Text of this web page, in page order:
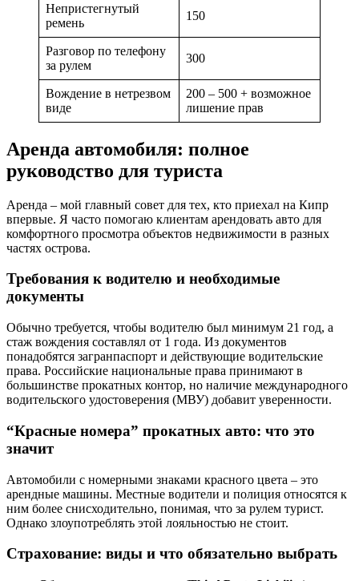
Непристегнутый
ремень
150
Разговор по телефону
за рулем
300
Вождение в нетрезвом
виде
200 – 500 + возможное
лишение прав
Аренда автомобиля: полное
руководство для туриста
Аренда – мой главный совет для тех, кто приехал на Кипр
впервые. Я часто помогаю клиентам арендовать авто для
комфортного просмотра объектов недвижимости в разных
частях острова.
Требования к водителю и необходимые
документы
Обычно требуется, чтобы водителю был минимум 21 год, а
стаж вождения составлял от 1 года. Из документов
понадобятся загранпаспорт и действующие водительские
права. Российские национальные права принимают в
большинстве прокатных контор, но наличие международного
водительского удостоверения (МВУ) добавит уверенности.
“Красные номера” прокатных авто: что это
значит
Автомобили с номерными знаками красного цвета – это
арендные машины. Местные водители и полиция относятся к
ним более снисходительно, понимая, что за рулем турист.
Однако злоупотреблять этой лояльностью не стоит.
Страхование: виды и что обязательно выбрать